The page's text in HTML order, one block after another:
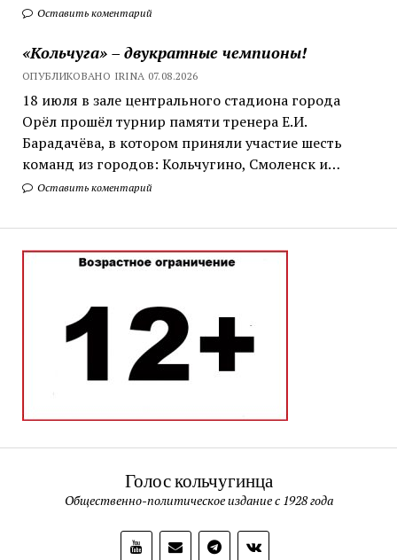
Оставить коментарий
«Кольчуга» – двукратные чемпионы!
ОПУБЛИКОВАНО IRINA 07.08.2026
18 июля в зале центрального стадиона города
Орёл прошёл турнир памяти тренера Е.И.
Барадачёва, в котором приняли участие шесть
команд из городов: Кольчугино, Смоленск и…
Оставить коментарий
Голос кольчугинца
Общественно-политическое издание с 1928 года